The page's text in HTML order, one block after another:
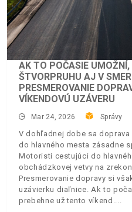
AK TO POČASIE
ŠTVORPRUHU AJ V
PRESMEROVANIE
VÍKENDOVÚ UZÁVERU
Mar 24, 2026 Správy
V dohľadnej dobe sa
do hlavného mesta zásadne
Motoristi cestujúci do
obchádzkovej vetvy na
Presmerovanie dopravy si
uzávierku diaľnice. Ak to
prebehne už tento víkend.